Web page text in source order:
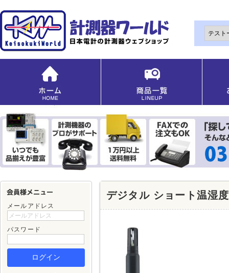
メールアドレス
パスワード
デジタル ショート温湿